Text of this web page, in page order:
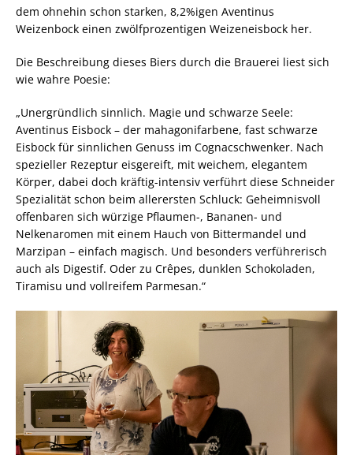
dem ohnehin schon starken, 8,2%igen Aventinus
Weizenbock einen zwölfprozentigen Weizeneisbock her.
Die Beschreibung dieses Biers durch die Brauerei liest sich
wie wahre Poesie:
„Unergründlich sinnlich. Magie und schwarze Seele:
Aventinus Eisbock – der mahagonifarbene, fast schwarze
Eisbock für sinnlichen Genuss im Cognacschwenker. Nach
spezieller Rezeptur eisgereift, mit weichem, elegantem
Körper, dabei doch kräftig-intensiv verführt diese Schneider
Spezialität schon beim allerersten Schluck: Geheimnisvoll
offenbaren sich würzige Pflaumen-, Bananen- und
Nelkenaromen mit einem Hauch von Bittermandel und
Marzipan – einfach magisch. Und besonders verführerisch
auch als Digestif. Oder zu Crêpes, dunklen Schokoladen,
Tiramisu und vollreifem Parmesan.“